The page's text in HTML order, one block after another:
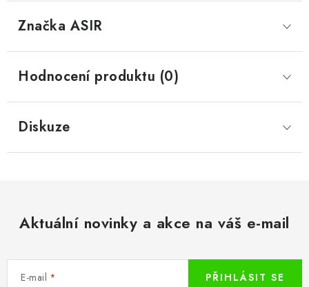
Značka ASIR
Hodnocení produktu (0)
Diskuze
Aktuální novinky a akce na váš e-mail
E-mail PŘIHLÁSIT SE